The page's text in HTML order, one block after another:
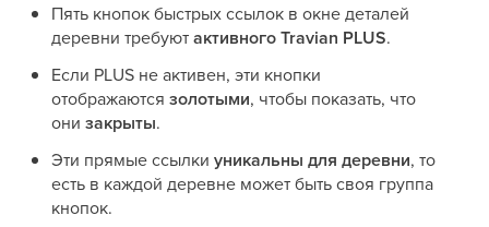
Пять кнопок быстрых ссылок в окне деталей
деревни требуютактивного Travian PLUS.
Если PLUS не активен, эти кнопки
отображаются золотыми, чтобы показать, что
они закрыты.
Эти прямые ссылки уникальны для деревни, то
есть в каждой деревне может быть своя группа
кнопок.